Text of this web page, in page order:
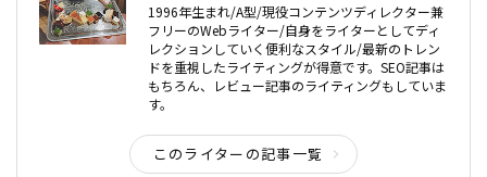
1996年生まれ/A型/現役コンテンツディレクター兼
フリーのWebライター/自身をライターとしてディ
レクションしていく便利なスタイル/最新のトレン
ドを重視したライティングが得意です。SEO記事は
もちろん、レビュー記事のライティングもしていま
す。
このライターの記事一覧